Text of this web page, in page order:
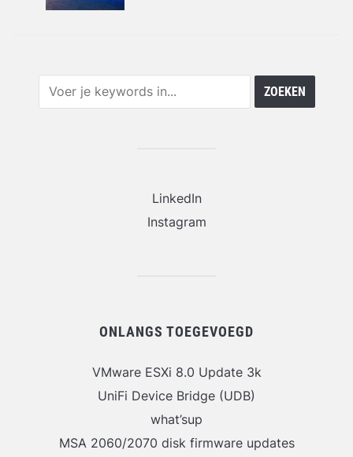
LinkedIn
Instagram
ONLANGS TOEGEVOEGD
VMware ESXi 8.0 Update 3k
UniFi Device Bridge (UDB)
what’sup
MSA 2060/2070 disk firmware updates